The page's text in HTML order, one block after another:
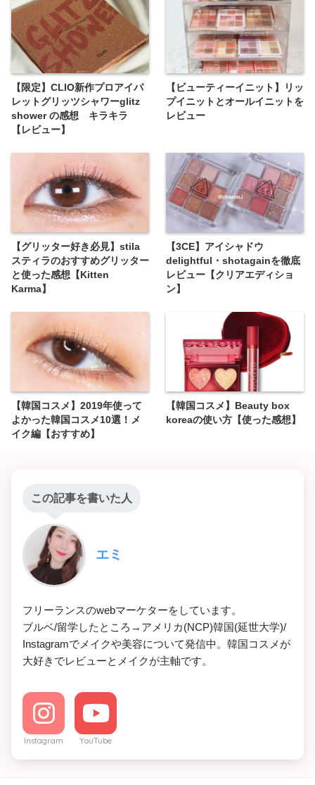
【限定】CLIO新作プロアイパ
レットグリッツシャワーglitz
shower の感想 キラキラ
【レビュー】
【ビューティーイニット】リッ
プイニットとオールイニットを
レビュー
【グリッター好き必見】stila
スティラのおすすめグリッター
と使った感想【Kitten
Karma】
【3CE】アイシャドウ
delightful・shotagainを徹底
レビュー【クリアエディショ
ン】
【韓国コスメ】2019年使って
よかった韓国コスメ10選！メ
イク編【おすすめ】
【韓国コスメ】Beauty box
koreaの使い方【使った感想】
この記事を書いた人
エミ
フリーランスのwebマーケターをしています。
ブルベ/留学したところ→アメリカ(NCP)韓国(延世大学)/
Instagramでメイクや美容について発信中。韓国コスメが
大好きでレビューとメイクが主軸です。
Instagram YouTube